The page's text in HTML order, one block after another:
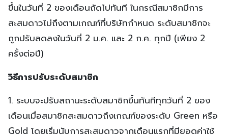
ขึ้นในวันที่ 2 ของเดือนถัดไปทันที ในกรณีสมาชิกมีการ
สะสมดาวไม่ถึงตามเกณฑ์ที่บริษัทกำหนด ระดับสมาชิกจะ
ถูกปรับลดลงในวันที่ 2 ม.ค. และ 2 ก.ค. ทุกปี (เพียง 2
ครั้งต่อปี)
วิธีการปรับระดับสมาชิก
1. ระบบจะปรับสถานะระดับสมาชิกขึ้นทันทีทุกวันที่ 2 ของ
เดือนเมื่อสมาชิกสะสมดาวถึงเกณฑ์ของระดับ Green หรือ
Gold โดยเริ่มนับการสะสมดาวจากเดือนแรกที่มียอดค่าใช้